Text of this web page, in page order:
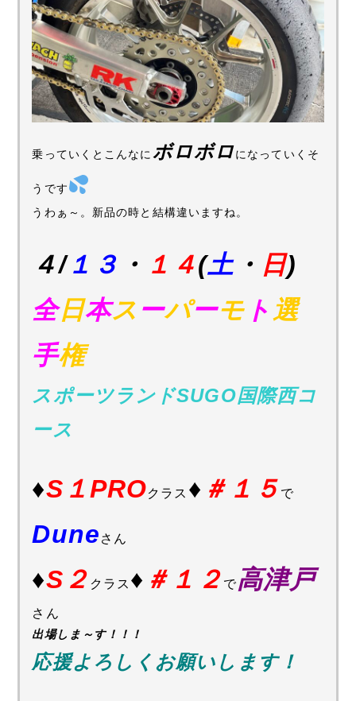
乗っていくとこんなに ボロボロになっていくそ
うです
うわぁ～。新品の時と結構違いますね。
４/１３ ・ １４(土・ 日)
全日本ス ーパーモ ト 選
手権
スポーツランドSUGO国際西コ
ース
♦S１PROクラス ♦ ＃１５ で
Dune さん
♦S２ クラス ♦ ＃１２ で高津戸
さん
出場しま～す！！！
応援よろしくお願いします！